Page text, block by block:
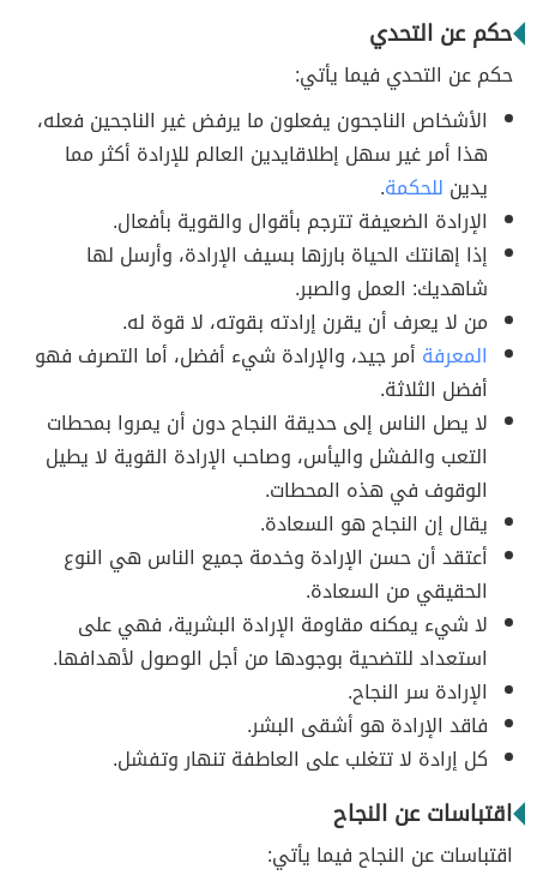
حكم عن التحدي
حكم عن التحدي فيما يأتي:
الأشخاص الناجحون يفعلون ما يرفض غير الناجحين فعله،
هذا أمر غير سهل إطلاقايدين العالم للإرادة أكثر مما
يدين للحكمة.
الإرادة الضعيفة تترجم بأقوال والقوية بأفعال.
إذا إهانتك الحياة بارزها بسيف الإرادة، وأرسل لها
شاهديك: العمل والصبر.
من لا يعرف أن يقرن إرادته بقوته، لا قوة له.
المعرفة أمر جيد، والإرادة شيء أفضل، أما التصرف فهو
أفضل الثلاثة.
لا يصل الناس إلى حديقة النجاح دون أن يمروا بمحطات
التعب والفشل واليأس، وصاحب الإرادة القوية لا يطيل
الوقوف في هذه المحطات.
يقال إن النجاح هو السعادة.
أعتقد أن حسن الإرادة وخدمة جميع الناس هي النوع
الحقيقي من السعادة.
لا شيء يمكنه مقاومة الإرادة البشرية، فهي على
استعداد للتضحية بوجودها من أجل الوصول لأهدافها.
الإرادة سر النجاح.
فاقد الإرادة هو أشقى البشر.
كل إرادة لا تتغلب على العاطفة تنهار وتفشل.
اقتباسات عن النجاح
اقتباسات عن النجاح فيما يأتي: